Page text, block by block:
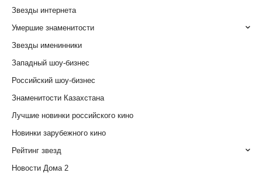
Звезды интернета
Умершие знаменитости
Звезды именинники
Западный шоу-бизнес
Российский шоу-бизнес
Знаменитости Казахстана
Лучшие новинки российского кино
Новинки зарубежного кино
Рейтинг звезд
Новости Дома 2